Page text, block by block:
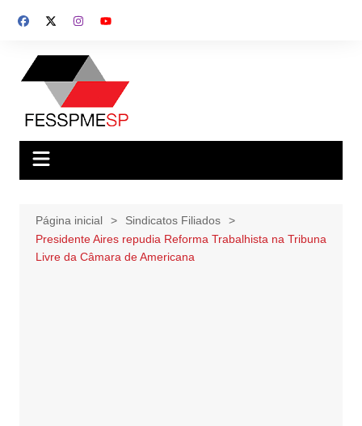
para
conteúdo
Página inicial
Sindicatos Filiados
Presidente Aires repudia Reforma Trabalhista na Tribuna
Livre da Câmara de Americana